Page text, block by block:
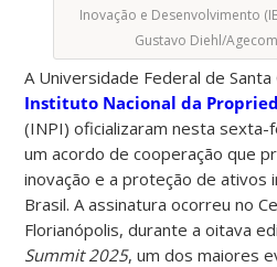
Inovação e Desenvolvimento
Gustavo Diehl/
A Universidade Federal de Santa
Instituto Nacional da
(INPI) oficializaram nesta
um acordo de cooperação que
inovação e a proteção de ativos
Brasil. A assinatura ocorreu no
Florianópolis, durante a oitava
Summit 2025, um dos maiores